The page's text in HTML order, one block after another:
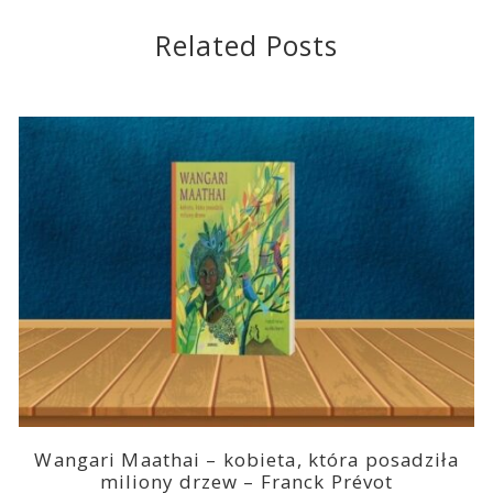
Related Posts
Wangari Maathai – kobieta, która posadziła
miliony drzew – Franck Prévot